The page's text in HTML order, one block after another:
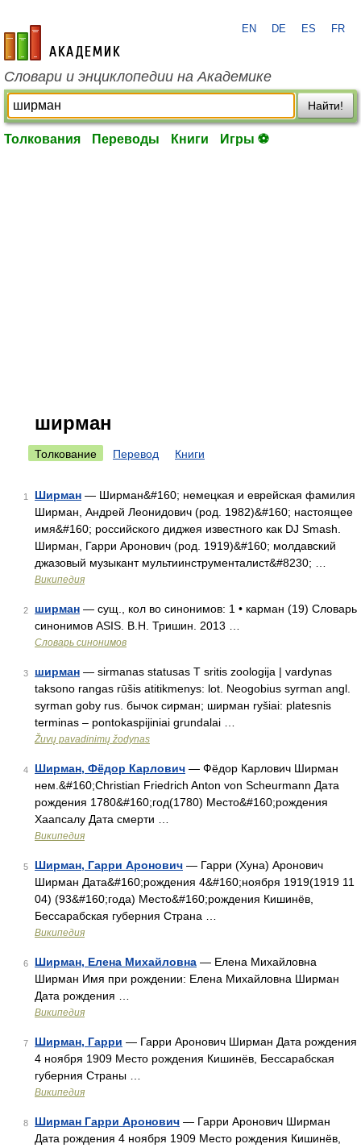
academic.ru
EN DE ES FR
Словари и энциклопедии на Академике
Найти!
Толкования Переводы Книги Игры ⚽
ширман
Толкование Перевод Книги
1 Ширман — Ширман&#160; немецкая и еврейская фамилия
Ширман, Андрей Леонидович (род. 1982)&#160; настоящее
имя&#160; российского диджея известного как DJ Smash.
Ширман, Гарри Аронович (род. 1919)&#160; молдавский
джазовый музыкант мультиинструменталист&#8230; …
Википедия
2 ширман — сущ., кол во синонимов: 1 • карман (19) Словарь
синонимов ASIS. В.Н. Тришин. 2013 …
Словарь синонимов
3 ширман — sirmanas statusas T sritis zoologija | vardynas
taksono rangas rūšis atitikmenys: lot. Neogobius syrman angl.
syrman goby rus. бычок сирман; ширман ryšiai: platesnis
terminas – pontokaspijiniai grundalai …
Žuvų pavadinimų žodynas
4 Ширман, Фёдор Карлович — Фёдор Карлович Ширман
нем.&#160;Christian Friedrich Anton von Scheurmann Дата
рождения 1780&#160;год(1780) Место&#160;рождения
Хаапсалу Дата смерти …
Википедия
5 Ширман, Гарри Аронович — Гарри (Хуна) Аронович
Ширман Дата&#160;рождения 4&#160;ноября 1919(1919 11
04) (93&#160;года) Место&#160;рождения Кишинёв,
Бессарабская губерния Страна …
Википедия
6 Ширман, Елена Михайловна — Елена Михайловна
Ширман Имя при рождении: Елена Михайловна Ширман
Дата рождения …
Википедия
7 Ширман, Гарри — Гарри Аронович Ширман Дата рождения
4 ноября 1909 Место рождения Кишинёв, Бессарабская
губерния Страны …
Википедия
8 Ширман Гарри Аронович — Гарри Аронович Ширман
Дата рождения 4 ноября 1909 Место рождения Кишинёв,